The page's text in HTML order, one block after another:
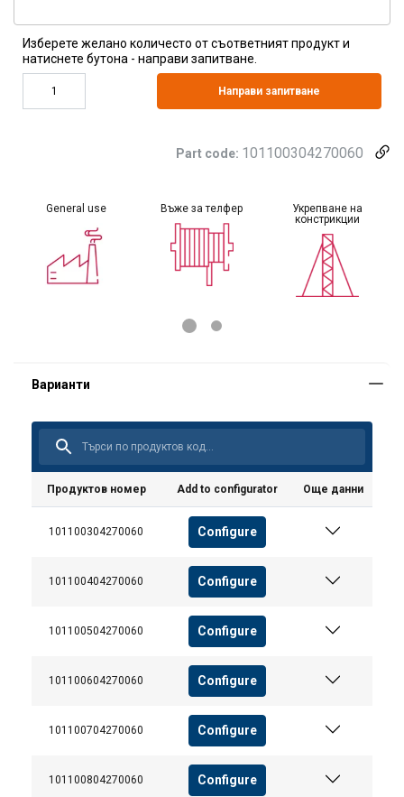
Изберете желано количесто от съответният продукт и
натиснете бутона - направи запитване.
Направи запитване
Part code: 101100304270060
General use Въже за телфер
Укрепване на
констрикции
Продуктов номер Add to configurator Още данни
101100304270060 Configure
101100404270060 Configure
101100504270060 Configure
101100604270060 Configure
101100704270060 Configure
101100804270060 Configure